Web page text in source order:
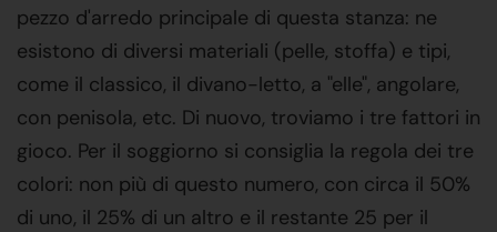
pezzo d'arredo principale di questa stanza: ne
esistono di diversi materiali (pelle, stoffa) e tipi,
come il classico, il divano-letto, a "elle", angolare,
con penisola, etc. Di nuovo, troviamo i tre fattori in
gioco. Per il soggiorno si consiglia la regola dei tre
colori: non più di questo numero, con circa il 50%
di uno, il 25% di un altro e il restante 25 per il